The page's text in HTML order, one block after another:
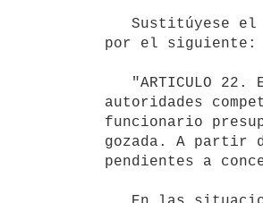
por el siguiente:
autoridades
funcionario
gozada. A partir
pendientes a